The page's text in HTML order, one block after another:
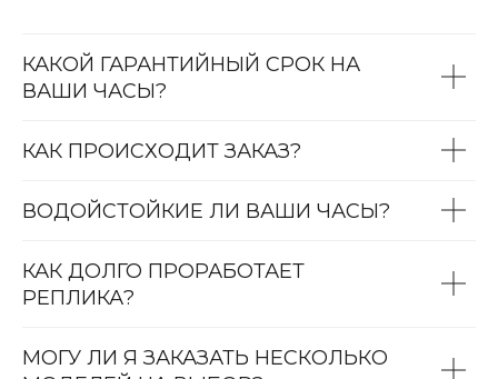
КАКОЙ ГАРАНТИЙНЫЙ СРОК НА
ВАШИ ЧАСЫ?
КАК ПРОИСХОДИТ ЗАКАЗ?
ВОДОЙСТОЙКИЕ ЛИ ВАШИ ЧАСЫ?
КАК ДОЛГО ПРОРАБОТАЕТ
РЕПЛИКА?
МОГУ ЛИ Я ЗАКАЗАТЬ НЕСКОЛЬКО